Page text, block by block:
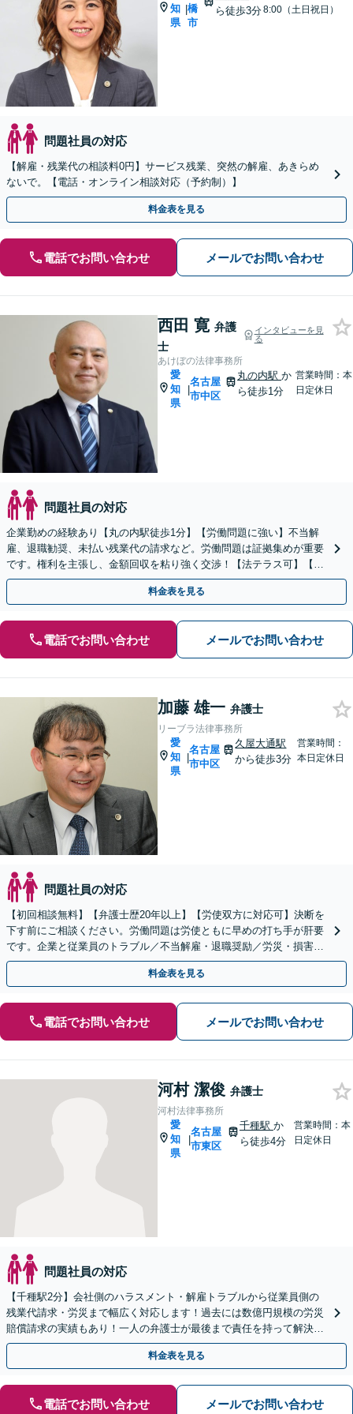
知
県
|橋
市
ら徒歩3分8:00（土日祝日）
問題社員の対応
【解雇・残業代の相談料0円】サービス残業、突然の解雇、あきらめ
ないで。【電話・オンライン相談対応（予約制）】
料金表を見る
電話でお問い合わせ メールでお問い合わせ
西田 寛 弁護
士
インタビューを見
る
あけぼの法律事務所
愛
知
県
|
名古屋
市中区
丸の内駅か
ら徒歩1分
営業時間：本
日定休日
問題社員の対応
企業勤めの経験あり【丸の内駅徒歩1分】【労働問題に強い】不当解
雇、退職勧奨、未払い残業代の請求など。労働問題は証拠集めが重要
です。権利を主張し、金額回収を粘り強く交渉！【法テラス可】【休
日・夜間の受付】【初回相談30分無料】
料金表を見る
電話でお問い合わせ メールでお問い合わせ
加藤 雄一 弁護士
リーブラ法律事務所
愛
知
県
|
名古屋
市中区
久屋大通駅
から徒歩3分
営業時間：
本日定休日
問題社員の対応
【初回相談無料】【弁護士歴20年以上】【労使双方に対応可】決断を
下す前にご相談ください。労働問題は労使ともに早めの打ち手が肝要
です。企業と従業員のトラブル／不当解雇・退職奨励／労災・損害賠
償請求など幅広く対応【久屋大通駅3分】
料金表を見る
電話でお問い合わせ メールでお問い合わせ
河村 潔俊 弁護士
河村法律事務所
愛
知
県
|
名古屋
市東区
千種駅 か
ら徒歩4分
営業時間：本
日定休日
問題社員の対応
【千種駅2分】会社側のハラスメント・解雇トラブルから従業員側の
残業代請求・労災まで幅広く対応します！過去には数億円規模の労災
賠償請求の実績もあり！一人の弁護士が最後まで責任を持って解決を
目指します！【土日夜間対応可】【オンライン対応可】
料金表を見る
電話でお問い合わせ メールでお問い合わせ